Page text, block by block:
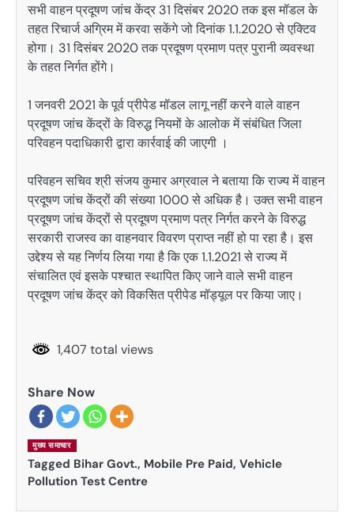
सभी वाहन प्रदूषण जांच केंद्र 31 दिसंबर 2020 तक इस मॉडल के
तहत रिचार्ज अग्रिम में करवा सकेंगे जो दिनांक 1.1.2020 से एक्टिव
होगा। 31 दिसंबर 2020 तक प्रदूषण प्रमाण पत्र पुरानी व्यवस्था
के तहत निर्गत होंगे।
1 जनवरी 2021 के पूर्व प्रीपेड मॉडल लागू नहीं करने वाले वाहन
प्रदूषण जांच केंद्रों के विरुद्ध नियमों के आलोक में संबंधित जिला
परिवहन पदाधिकारी द्वारा कार्रवाई की जाएगी ।
परिवहन सचिव श्री संजय कुमार अग्रवाल ने बताया कि राज्य में वाहन
प्रदूषण जांच केंद्रों की संख्या 1000 से अधिक है। उक्त सभी वाहन
प्रदूषण जांच केंद्रों से प्रदूषण प्रमाण पत्र निर्गत करने के विरुद्ध
सरकारी राजस्व का वाहनवार विवरण प्राप्त नहीं हो पा रहा है। इस
उद्देश्य से यह निर्णय लिया गया है कि एक 1.1.2021 से राज्य में
संचालित एवं इसके पश्चात स्थापित किए जाने वाले सभी वाहन
प्रदूषण जांच केंद्र को विकसित प्रीपेड मॉड्यूल पर किया जाए।
1,407 total views
Share Now
मुख्य समाचार
Tagged Bihar Govt., Mobile Pre Paid, Vehicle
Pollution Test Centre